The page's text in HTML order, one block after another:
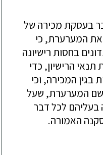
בעסקת מכירה של
המערערת, כי
בחסות רישיונה
הרישיון, כדי
בגין המכירה, וכי
שם המערערת, שעל
בעליהם לכל דבר
האמורה.